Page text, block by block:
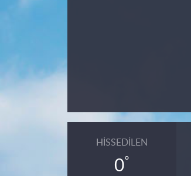
HISSEDILEN
0°